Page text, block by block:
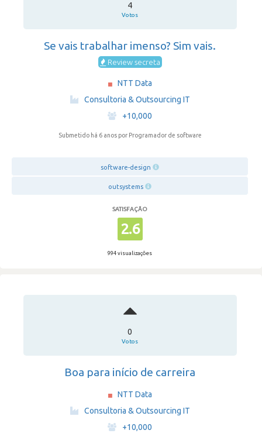
4
Votos
Se vais trabalhar imenso? Sim vais.
Review secreta
NTT Data
·
Consultoria & Outsourcing IT
·
+10,000
Submetido há 6 anos por Programador de software
software-design
outsystems
SATISFAÇÃO
2.6
994 visualizações
0
Votos
Boa para início de carreira
NTT Data
·
Consultoria & Outsourcing IT
·
+10,000